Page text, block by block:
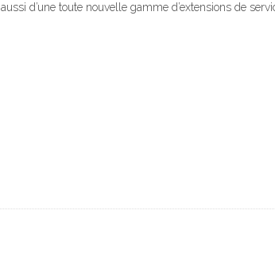
d’une toute nouvelle gamme d’extensions de